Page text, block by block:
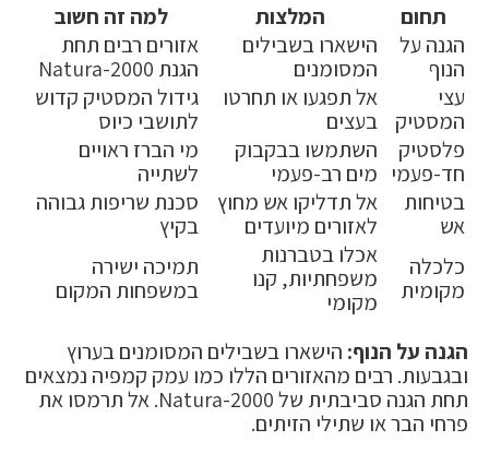
תחום המלצות
למה זה חשוב
הגנה על
הנוף
הישארו בשבילים
המסומנים
אזורים רבים תחת
הגנת Natura-2000
עצי
המסטיק
אל תפגעו או תחרטו
בעצים
גידול המסטיק קדוש
לתושבי כיוס
פלסטיק
חד-פעמי
השתמשו בבקבוק
מים רב-פעמי
מי הברז ראויים
לשתייה
בטיחות
אש
אל תדליקו אש מחוץ
לאזורים מיועדים
סכנת שריפות גבוהה
בקיץ
כלכלה
מקומית
אכלו בטברנות
משפחתיות, קנו
מקומי
תמיכה ישירה
במשפחות המקום
הגנה על הנוף: הישארו בשבילים המסומנים בערוץ
ובגבעות. רבים מהאזורים הללו כמו עמק קמפיה נמצאים
תחת הגנה סביבתית של Natura-2000. אל תרמסו את
פרחי הבר או שתילי הזיתים.